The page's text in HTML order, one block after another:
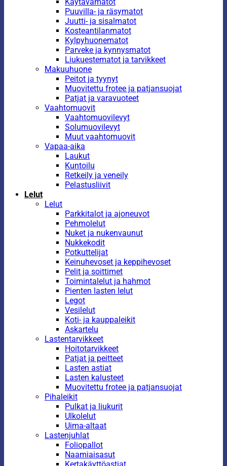
Puuvilla- ja räsymatot
Juutti- ja sisalmatot
Kosteantilanmatot
Kylpyhuonematot
Parveke ja kynnysmatot
Liukuestematot ja tarvikkeet
Makuuhuone
Peitot ja tyynyt
Muovitettu frotee ja patjansuojat
Patjat ja varavuoteet
Vaahtomuovit
Vaahtomuovilevyt
Solumuovilevyt
Muut vaahtomuovit
Vapaa-aika
Laukut
Kuntoilu
Retkeily ja veneily
Pelastusliivit
Lelut
Lelut
Parkkitalot ja ajoneuvot
Pehmolelut
Nuket ja nukenvaunut
Nukkekodit
Potkuttelijat
Keinuhevoset ja keppihevoset
Pelit ja soittimet
Toimintalelut ja hahmot
Pienten lasten lelut
Legot
Vesilelut
Koti- ja kauppaleikit
Askartelu
Lastentarvikkeet
Hoitotarvikkeet
Patjat ja peitteet
Lasten astiat
Lasten kalusteet
Muovitettu frotee ja patjansuojat
Pihaleikit
Pulkat ja liukurit
Ulkolelut
Uima-altaat
Lastenjuhlat
Foliopallot
Naamiaisasut